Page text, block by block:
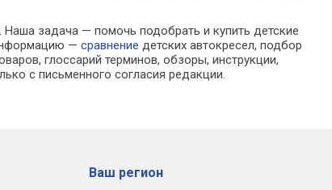
задача — помочь подобрать и купить детские
—сравнение детских автокресел, подбор
глоссарий терминов, обзоры, инструкции,
с письменного согласия редакции.
Ваш регион